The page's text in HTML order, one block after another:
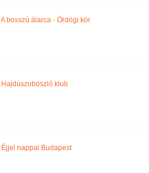
A bosszú álarca - Ördögi kör
Hajdúszoboszló klub
Éjjel nappal Budapest